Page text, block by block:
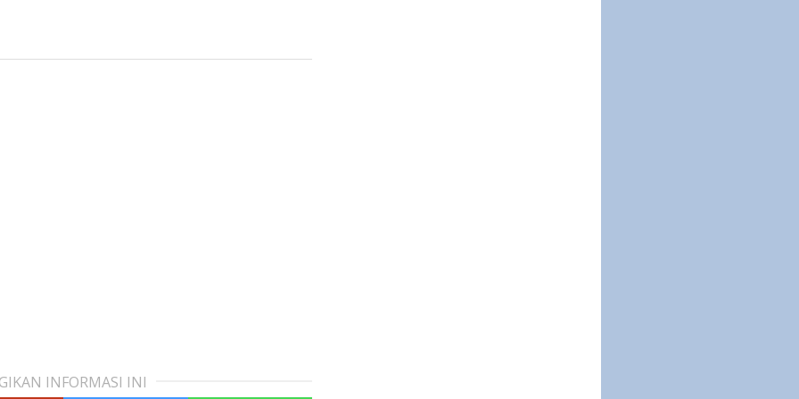
INFORMASI INI